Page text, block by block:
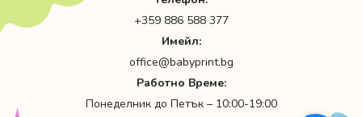
+359 886 588 377
Имейл:
office@babyprint.bg
Работно Време:
Понеделник до Петък – 10:00-19:00